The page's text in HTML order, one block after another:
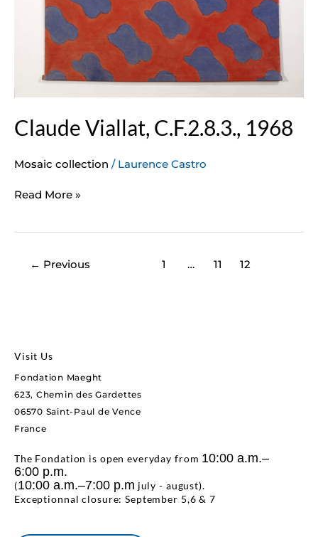
Claude Viallat, C.F.2.8.3., 1968
Mosaic collection / Laurence Castro
Read More »
← Previous 1 … 11 12
Visit Us
Fondation Maeght
623, Chemin des Gardettes
06570 Saint-Paul de Vence
France
The Fondation is open everyday from 10:00 a.m.–
6:00 p.m.
(10:00 a.m.–7:00 p.m july - august).
Exceptionnal closure: September 5,6 & 7